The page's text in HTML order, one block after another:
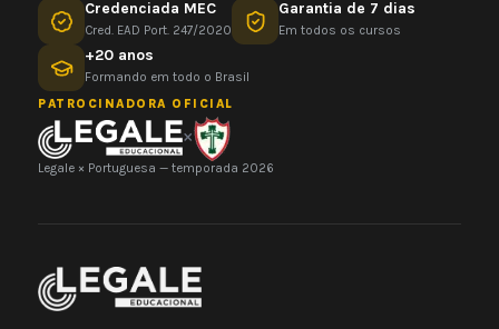
Credenciada MEC
Cred. EAD Port. 247/2020
Garantia de 7 dias
Em todos os cursos
+20 anos
Formando em todo o Brasil
PATROCINADORA OFICIAL
×
Legale × Portuguesa — temporada 2026